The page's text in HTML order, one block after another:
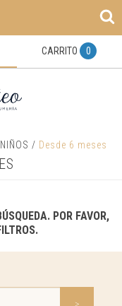
CARRITO 0
/ Desde 6 meses
POR FAVOR,